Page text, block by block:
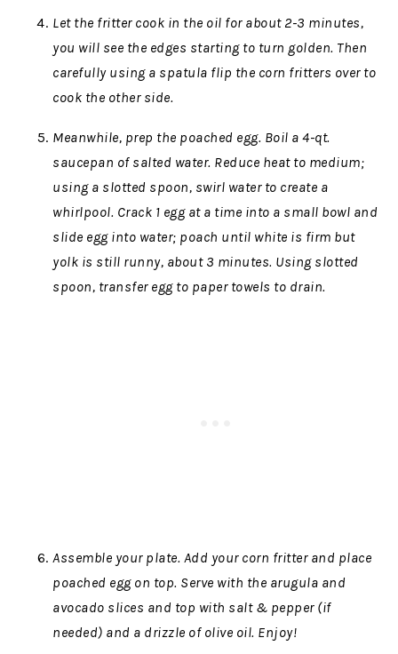
Let the fritter cook in the oil for about 2-3 minutes,
you will see the edges starting to turn golden. Then
carefully using a spatula flip the corn fritters over to
cook the other side.
Meanwhile, prep the poached egg. Boil a 4-qt.
saucepan of salted water. Reduce heat to medium;
using a slotted spoon, swirl water to create a
whirlpool. Crack 1 egg at a time into a small bowl and
slide egg into water; poach until white is firm but
yolk is still runny, about 3 minutes. Using slotted
spoon, transfer egg to paper towels to drain.
Assemble your plate. Add your corn fritter and place
poached egg on top. Serve with the arugula and
avocado slices and top with salt & pepper (if
needed) and a drizzle of olive oil. Enjoy!